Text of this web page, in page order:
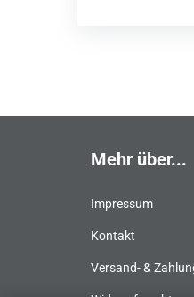
Mehr über...
Impressum
Kontakt
Versand- &